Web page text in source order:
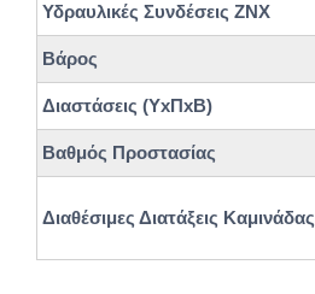
Υδραυλικές Συνδέσεις ΖΝΧ
Βάρος
Διαστάσεις (YxΠxB)
Βαθμός Προστασίας
Διαθέσιμες Διατάξεις Καμινάδας